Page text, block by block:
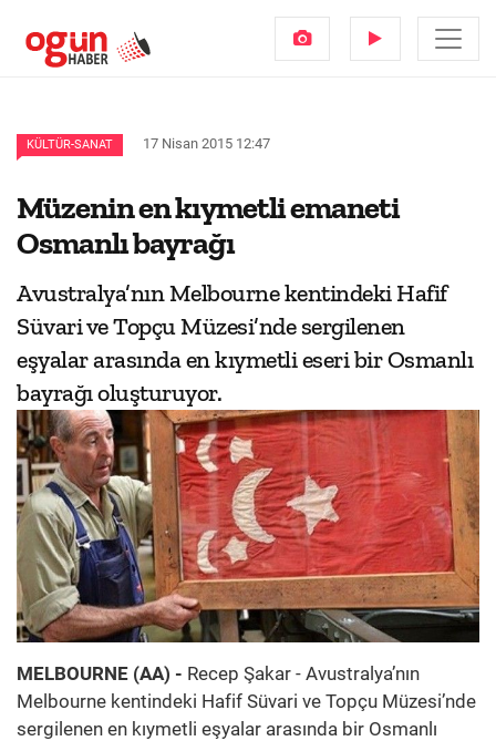
KÜLTÜR-SANAT 17 Nisan 2015 12:47
Müzenin en kıymetli emaneti
Osmanlı bayrağı
Avustralya’nın Melbourne kentindeki Hafif
Süvari ve Topçu Müzesi’nde sergilenen
eşyalar arasında en kıymetli eseri bir Osmanlı
bayrağı oluşturuyor.
MELBOURNE (AA) - Recep Şakar - Avustralya’nın
Melbourne kentindeki Hafif Süvari ve Topçu Müzesi’nde
sergilenen en kıymetli eşyalar arasında bir Osmanlı